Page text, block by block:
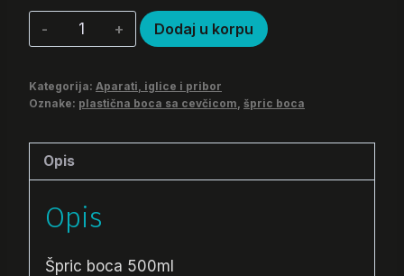
Špric
boca
količina
Dodaj u korpu
Kategorija: Aparati, iglice i pribor
Oznake: plastična boca sa cevčicom, špric boca
Opis
Opis
Špric boca 500ml